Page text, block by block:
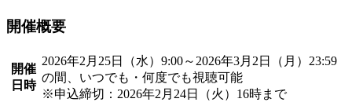
開催概要
開催
日時
2026年2月25日（水）9:00～2026年3月2日（月）23:59
の間、いつでも・何度でも視聴可能
※申込締切：2026年2月24日（火）16時まで